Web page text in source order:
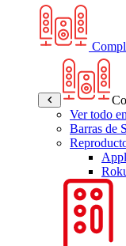
Ver todo
Barras de